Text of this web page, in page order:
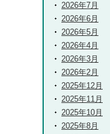
2026年7月
2026年6月
2026年5月
2026年4月
2026年3月
2026年2月
2025年12月
2025年11月
2025年10月
2025年8月